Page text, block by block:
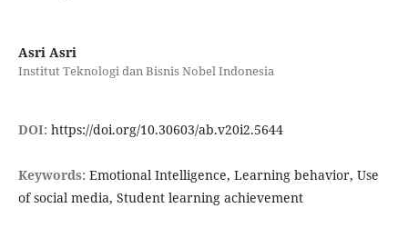
Asri Asri
Institut Teknologi dan Bisnis Nobel Indonesia
DOI: https://doi.org/10.30603/ab.v20i2.5644
Keywords: Emotional Intelligence, Learning behavior, Use
of social media, Student learning achievement